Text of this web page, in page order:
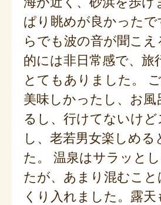
ぱり眺めが良かったで
らでも波の音が聞こえ
的には非日常感で、旅
とてもありました。
美味しかったし、お風
るし、行けてないけど
し、老若男女楽しめる
た。 温泉はサラッと
たが、あまり混むこと
くり入れました。露